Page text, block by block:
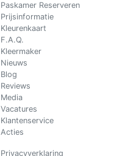
Paskamer Reserveren
Prijsinformatie
Kleurenkaart
F.A.Q.
Kleermaker
Nieuws
Blog
Reviews
Media
Vacatures
Klantenservice
Acties
Privacyverklaring